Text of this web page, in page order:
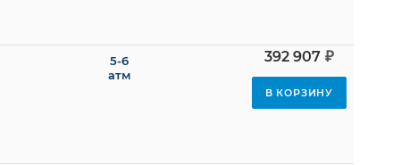
5-6
атм
392 907 ₽
В КОРЗИНУ